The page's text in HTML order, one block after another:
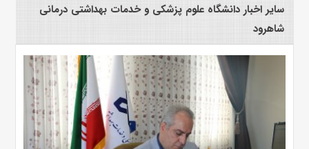
سایر اخبار دانشگاه علوم پزشکی و خدمات بهداشتی درمانی
شاهرود